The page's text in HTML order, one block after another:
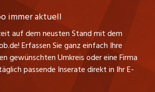
Jobs
immer aktuell
auf dem neusten Stand mit dem
Erfassen Sie ganz einfach Ihre
gewünschten Umkreis oder eine Firma
passende Inserate direkt in Ihr E-